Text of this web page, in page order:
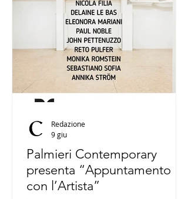
Palmieri Contemporary
presenta “Appuntamento
con l’Artista”
Redazione
9 giu